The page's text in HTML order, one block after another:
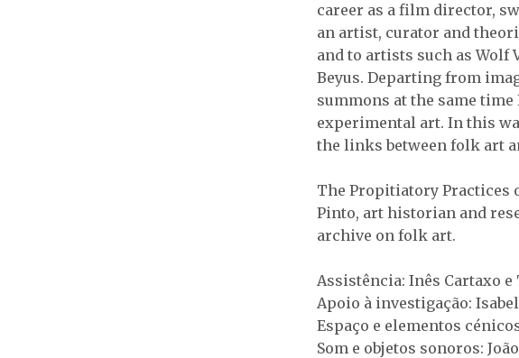
career as a film director,
an artist, curator and
and to artists such as Wolf
Beyus. Departing from
summons at the same time
experimental art. In this
the links between folk art
The Propitiatory Practices
Pinto, art historian and
archive on folk art.
Assistência: Inês Cartaxo e
Apoio à investigação:
Espaço e elementos
Som e objetos sonoros: